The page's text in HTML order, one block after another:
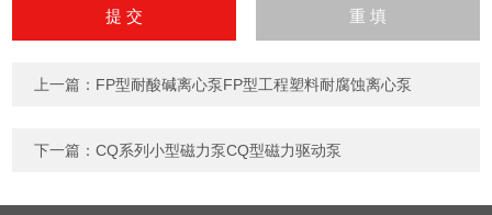
字），如：三加四=7
上一篇： FP型耐酸碱离心泵FP型工程塑料耐腐蚀离心泵
下一篇：CQ系列小型磁力泵CQ型磁力驱动泵